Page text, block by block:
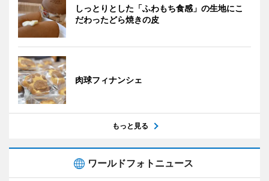
しっとりとした「ふわもち食感」の生地にこ
だわったどら焼きの皮
肉球フィナンシェ
もっと見る
ワールドフォトニュース